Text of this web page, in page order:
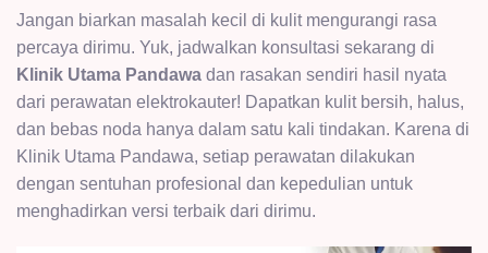
Jangan biarkan masalah kecil di kulit mengurangi rasa
percaya dirimu. Yuk, jadwalkan konsultasi sekarang di
Klinik Utama Pandawa dan rasakan sendiri hasil nyata
dari perawatan elektrokauter! Dapatkan kulit bersih, halus,
dan bebas noda hanya dalam satu kali tindakan. Karena di
Klinik Utama Pandawa, setiap perawatan dilakukan
dengan sentuhan profesional dan kepedulian untuk
menghadirkan versi terbaik dari dirimu.